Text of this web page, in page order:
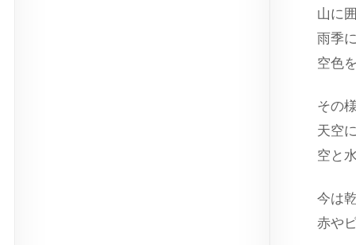
山に
雨季
空色
その
天空
空と
今は
赤や